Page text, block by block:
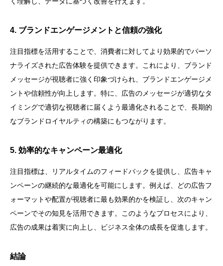
4. ブランドエンゲージメントと信頼の強化
注目指標を活用することで、消費者に対してより効果的でパーソ
ナライズされた広告体験を提供できます。これにより、ブランド
メッセージが視聴者に強く印象づけられ、ブランドエンゲージメ
ントや信頼性が向上します。特に、広告のメッセージが適切なタ
イミングで適切な視聴者に届くよう最適化されることで、長期的
なブランドロイヤルティの構築にもつながります。
5. 効率的なキャンペーン最適化
注目指標は、リアルタイムのフィードバックを提供し、広告キャ
ンペーンの継続的な最適化を可能にします。例えば、どの広告フ
ォーマットや配置が視聴者に最も効果的かを検証し、次のキャン
ペーンでその知見を活用できます。このようなプロセスにより、
広告の成果は着実に向上し、ビジネス全体の成長を促進します。
結論